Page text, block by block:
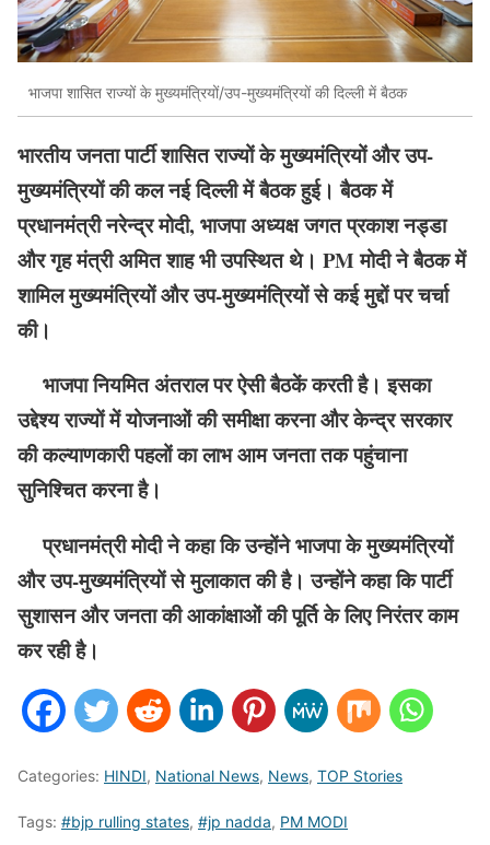
भाजपा शासित राज्यों के मुख्यमंत्रियों/उप-मुख्यमंत्रियों की दिल्ली में बैठक
भारतीय जनता पार्टी शासित राज्यों के मुख्यमंत्रियों और उप-
मुख्यमंत्रियों की कल नई दिल्‍ली में बैठक हुई। बैठक में
प्रधानमंत्री नरेन्‍द्र मोदी, भाजपा अध्यक्ष जगत प्रकाश नड्डा
और गृह मंत्री अमित शाह भी उपस्थित थे। PM मोदी ने बैठक में
शामिल मुख्यमंत्रियों और उप-मुख्यमंत्रियों से कई मुद्दों पर चर्चा
की।
भाजपा नियमित अंतराल पर ऐसी बैठकें करती है। इसका
उद्देश्य राज्यों में योजनाओं की समीक्षा करना और केन्द्र सरकार
की कल्याणकारी पहलों का लाभ आम जनता तक पहुंचाना
सुनिश्चित करना है।
प्रधानमंत्री मोदी ने कहा कि उन्होंने भाजपा के मुख्यमंत्रियों
और उप-मुख्यमंत्रियों से मुलाकात की है। उन्होंने कहा कि पार्टी
सुशासन और जनता की आकांक्षाओं की पूर्ति के लिए निरंतर काम
कर रही है।
Categories: HINDI, National News, News, TOP Stories
Tags: #bjp rulling states, #jp nadda, PM MODI